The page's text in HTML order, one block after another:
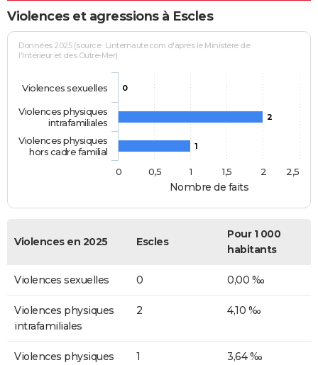
Violences et agressions à Escles
Nombre de faits
Données 2025 (source : Linternaute.com d'après le Ministère de
l'Intérieur et des Outre-Mer)
0
2
1
Violences sexuelles
Violences physiques
intrafamiliales
Violences physiques
hors cadre familial
0
0,5 1 1,5 2 2,5
Violences en 2025 Escles
Pour 1 000
habitants
Violences sexuelles 0 0,00 ‰
Violences physiques
intrafamiliales
2 4,10 ‰
Violences physiques
1 3,64 ‰